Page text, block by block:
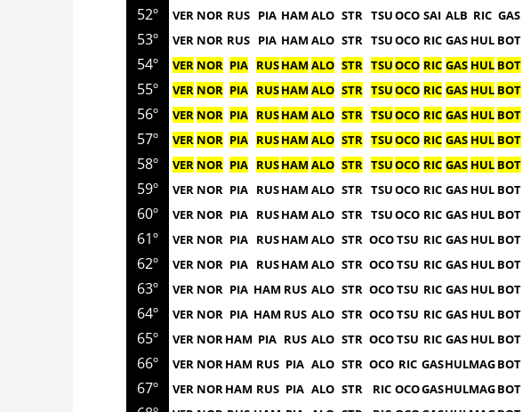
52º VER NOR RUS PIA HAMALO STR TSUOCO SAI ALB RIC GAS
53º
VER NOR RUS PIA HAMALO STR TSUOCO RIC GAS HUL BOT
54º
VER NOR PIA RUSHAMALO STR TSUOCO RIC GAS HUL BOT
55º
VER NOR PIA RUSHAMALO STR TSUOCO RIC GAS HUL BOT
56º
VER NOR PIA RUSHAMALO STR TSUOCO RIC GAS HUL BOT
57º
VER NOR PIA RUSHAMALO STR TSUOCO RIC GAS HUL BOT
58º
VER NOR PIA RUSHAMALO STR TSUOCO RIC GAS HUL BOT
59º
VER NOR PIA RUSHAMALO STR TSUOCO RIC GAS HUL BOT
60º VER NOR PIA RUSHAMALO STR TSUOCO RIC GAS HUL BOT
61º VER NOR PIA RUSHAMALO STR OCOTSU RIC GAS HUL BOT
62º VER NOR PIA RUSHAMALO STR OCOTSU RIC GAS HUL BOT
63º VER NOR PIA HAM RUS ALO STR OCOTSU RIC GAS HUL BOT
64º VER NOR PIA HAM RUS ALO STR OCOTSU RIC GAS HUL BOT
65º VER NORHAM PIA RUS ALO STR OCOTSU RIC GAS HUL BOT
66º VER NORHAM RUS PIA ALO STR OCO RIC GASHULMAGBOT
67º VER NORHAM RUS PIA ALO STR RIC OCOGASHULMAGBOT